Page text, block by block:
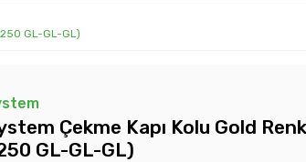
GL-GL-GL)
Çekme Kapı Kolu Gold
GL-GL-GL)